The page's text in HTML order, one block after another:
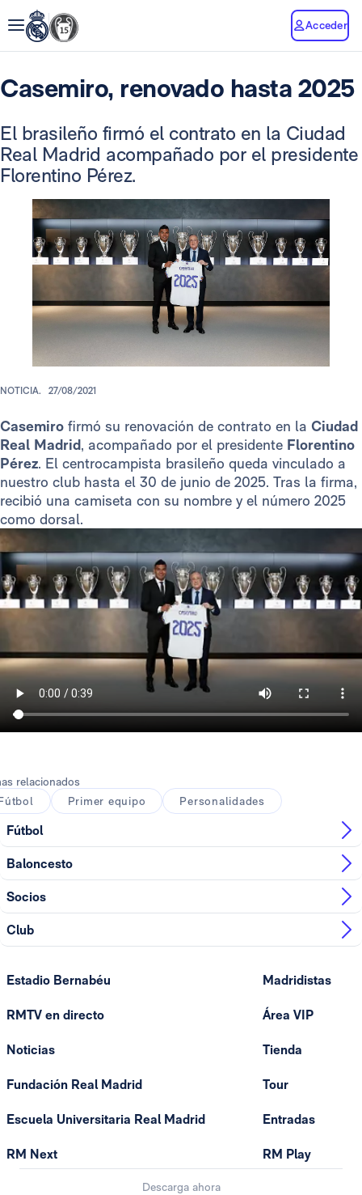
Acceder
Casemiro, renovado hasta 2025
El brasileño firmó el contrato en la Ciudad
Real Madrid acompañado por el presidente
Florentino Pérez.
NOTICIA. 27/08/2021
Casemiro firmó su renovación de contrato en la Ciudad
Real Madrid, acompañado por el presidente Florentino
Pérez. El centrocampista brasileño queda vinculado a
nuestro club hasta el 30 de junio de 2025. Tras la firma,
recibió una camiseta con su nombre y el número 2025
como dorsal.
relacionados
Primer equipo Personalidades
Fútbol
Baloncesto
Socios
Club
Estadio Bernabéu
RMTV en directo
Noticias
Fundación Real Madrid
Escuela Universitaria Real Madrid
RM Next
Madridistas
Área VIP
Tienda
Tour
Entradas
RM Play
Descarga ahora